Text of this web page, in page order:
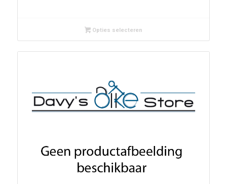
Opties selecteren